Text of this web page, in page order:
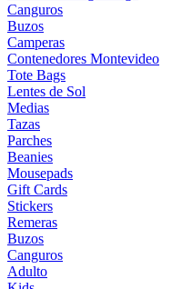
Canguros
Buzos
Camperas
Contenedores Montevideo
Tote Bags
Lentes de Sol
Medias
Tazas
Parches
Beanies
Mousepads
Gift Cards
Stickers
Remeras
Buzos
Canguros
Adulto